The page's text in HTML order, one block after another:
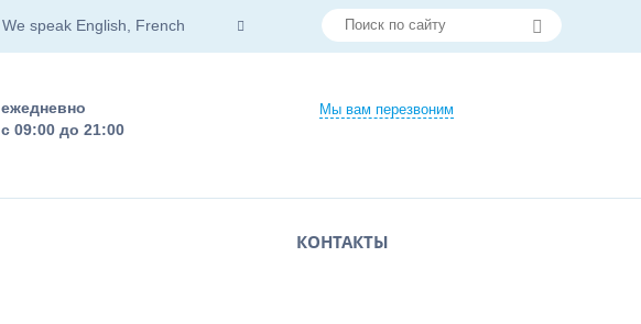
We speak English, French
Мы вам перезвоним
ежедневно
с 09:00 до 21:00
КОНТАКТЫ